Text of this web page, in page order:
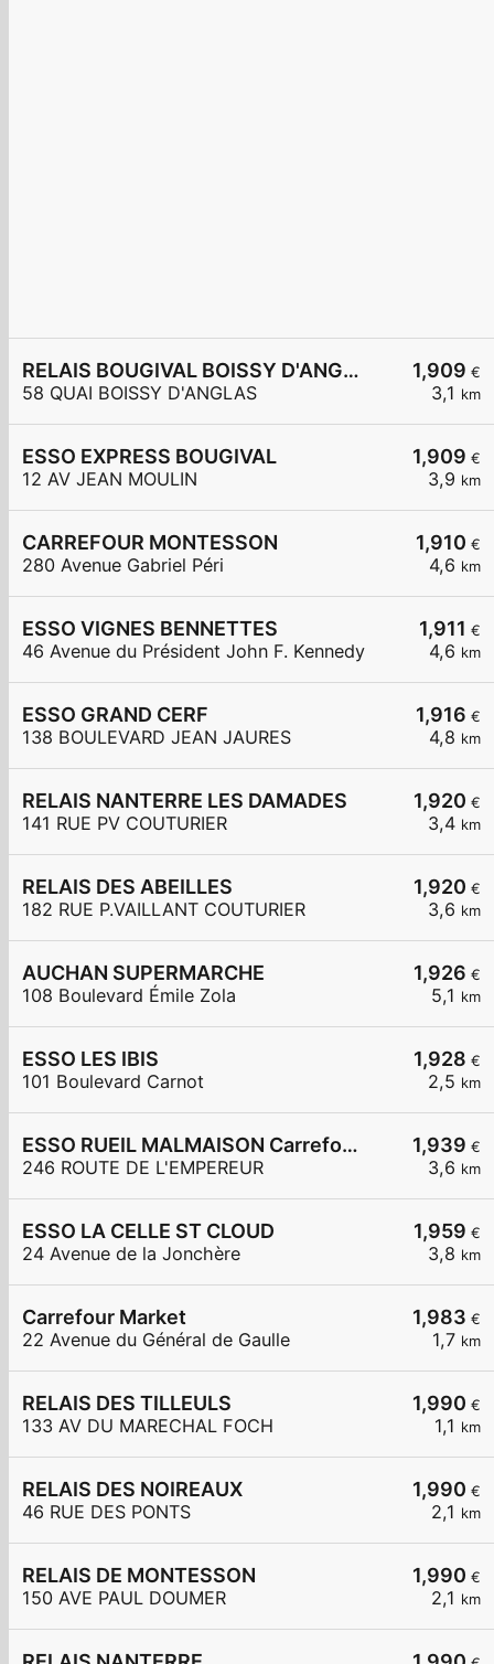
1,909 €
3,1 km
RELAIS BOUGIVAL BOISSY D'ANGLAS
58 QUAI BOISSY D'ANGLAS
1,909 €
3,9 km
ESSO EXPRESS BOUGIVAL
12 AV JEAN MOULIN
1,910 €
4,6 km
CARREFOUR MONTESSON
280 Avenue Gabriel Péri
1,911 €
4,6 km
ESSO VIGNES BENNETTES
46 Avenue du Président John F. Kennedy
1,916 €
4,8 km
ESSO GRAND CERF
138 BOULEVARD JEAN JAURES
1,920 €
3,4 km
RELAIS NANTERRE LES DAMADES
141 RUE PV COUTURIER
1,920 €
3,6 km
RELAIS DES ABEILLES
182 RUE P.VAILLANT COUTURIER
1,926 €
5,1 km
AUCHAN SUPERMARCHE
108 Boulevard Émile Zola
1,928 €
2,5 km
ESSO LES IBIS
101 Boulevard Carnot
1,939 €
3,6 km
ESSO RUEIL MALMAISON Carrefour Express
246 ROUTE DE L'EMPEREUR
1,959 €
3,8 km
ESSO LA CELLE ST CLOUD
24 Avenue de la Jonchère
1,983 €
1,7 km
Carrefour Market
22 Avenue du Général de Gaulle
1,990 €
1,1 km
RELAIS DES TILLEULS
133 AV DU MARECHAL FOCH
1,990 €
2,1 km
RELAIS DES NOIREAUX
46 RUE DES PONTS
1,990 €
2,1 km
RELAIS DE MONTESSON
150 AVE PAUL DOUMER